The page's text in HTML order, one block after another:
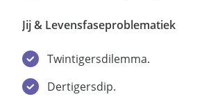
Jij & Levensfaseproblematiek
Twintigersdilemma.
Dertigersdip.